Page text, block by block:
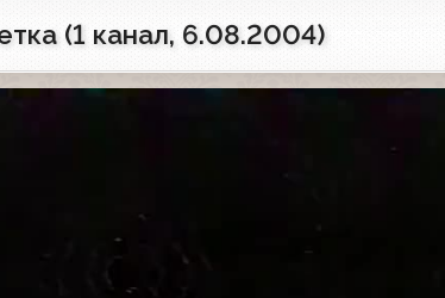
(1 канал, 6.08.2004)